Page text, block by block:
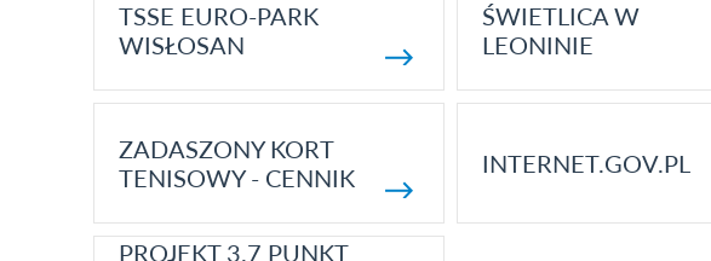
TSSE EURO-PARK
WISŁOSAN
ŚWIETLICA W
LEONINIE
ZADASZONY KORT
TENISOWY - CENNIK
INTERNET.GOV.PL
PROJEKT 3.7 PUNKT